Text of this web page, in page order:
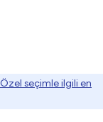
Özel seçimle ilgili en